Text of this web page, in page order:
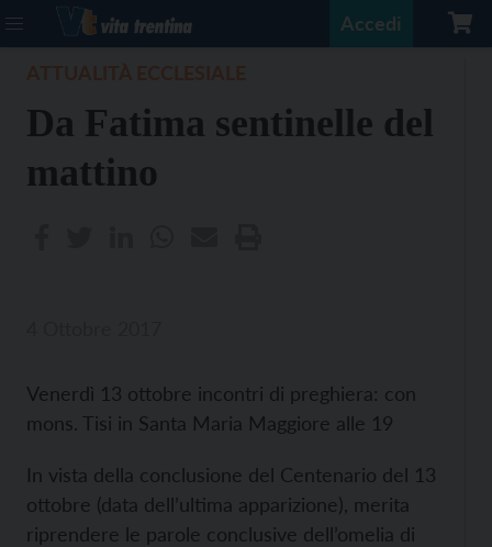
Accedi
Da Fatima sentinelle del
mattino
Venerdì 13 ottobre incontri di preghiera: con
mons. Tisi in Santa Maria Maggiore alle 19
In vista della conclusione del Centenario del 13
ottobre (data dell’ultima apparizione), merita
riprendere le parole conclusive dell’omelia di